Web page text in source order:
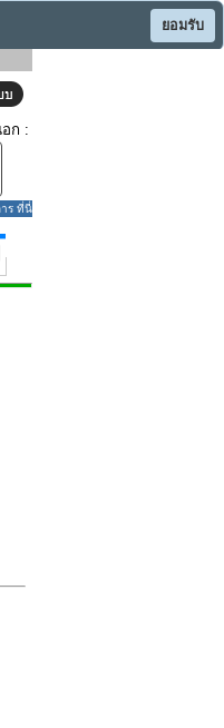
ยอมรับ
ก :
าร ที่นี่